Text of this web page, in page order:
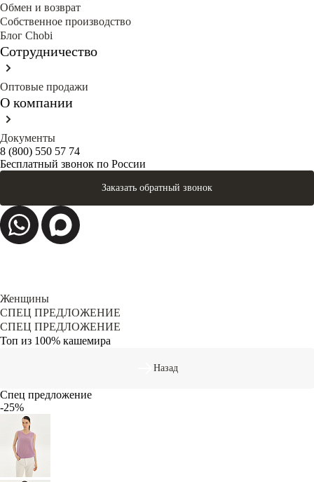
Обмен и возврат
Собственное производство
Блог Сhobi
Сотрудничество
Оптовые продажи
О компании
Документы
8 (800) 550 57 74
Бесплатный звонок по России
Заказать обратный звонок
Женщины
СПЕЦ ПРЕДЛОЖЕНИЕ
СПЕЦ ПРЕДЛОЖЕНИЕ
Топ из 100% кашемира
Назад
Спец предложение
-25%